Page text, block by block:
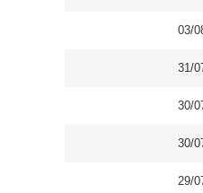
03/
31/
30/
30/
29/